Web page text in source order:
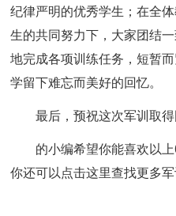
纪律严明的优秀学生；在全
生的共同努力下，大家团结
地完成各项训练任务，短暂
学留下难忘而美好的回忆。
最后，预祝这次军训取得
的小编希望你能喜欢以
你还可以点击这里查找更多军